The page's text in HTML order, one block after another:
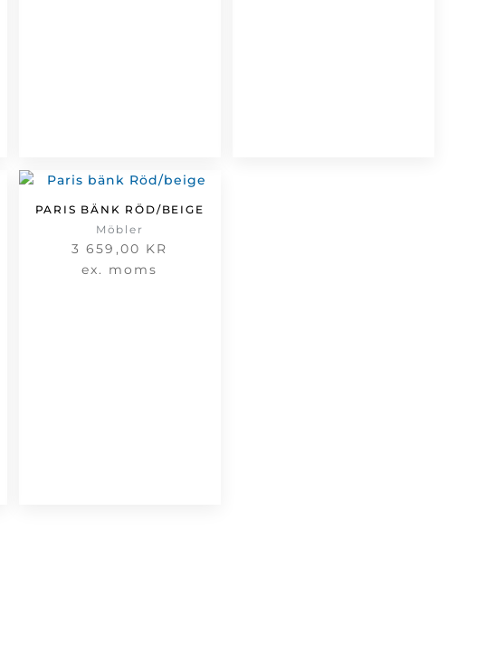
PARIS BÄNK RÖD/BEIGE
Möbler
3 659,00 KR
ex. moms